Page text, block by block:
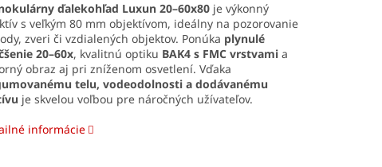
ďalekohľad Luxun 20–60x80je výkonný
s veľkým 80 mm objektívom, ideálny na pozorovanie
zveri či vzdialených objektov. Ponúka plynulé
20–60x, kvalitnú optiku BAK4 s FMC vrstvamia
obraz aj pri zníženom osvetlení. Vďaka
telu, vodeodolnosti a dodávanému
je skvelou voľbou pre náročných užívateľov.
informácie